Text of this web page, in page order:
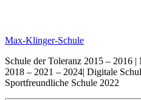
Max-Klinger-Schule
Schule der Toleranz 2015 – 2016
2018 – 2021 – 2024| Digitale
Sportfreundliche Schule 2022